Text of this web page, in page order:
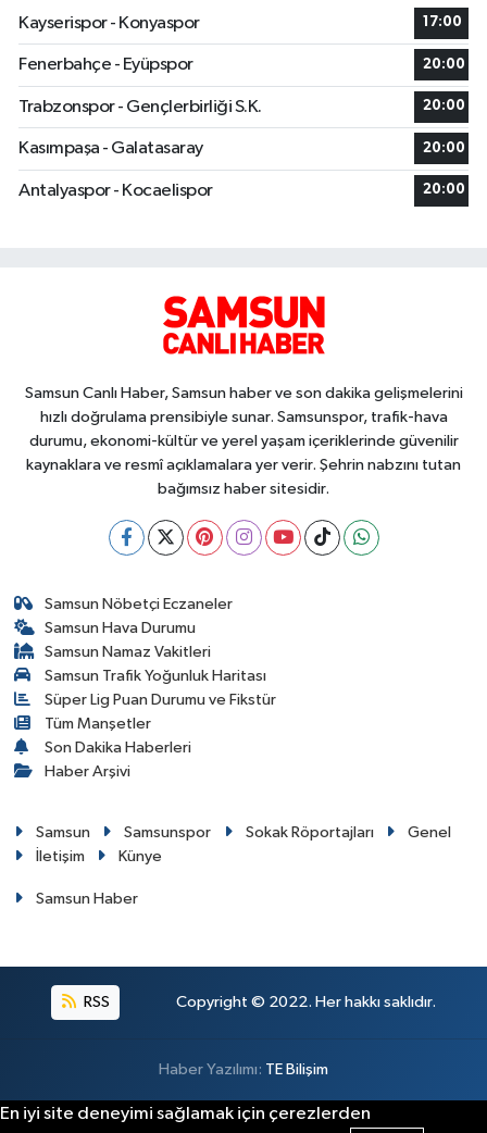
Kayserispor - Konyaspor
17:00
Fenerbahçe - Eyüpspor 20:00
Trabzonspor - Gençlerbirliği S.K. 20:00
Kasımpaşa - Galatasaray 20:00
Antalyaspor - Kocaelispor 20:00
Samsun Canlı Haber, Samsun haber ve son dakika gelişmelerini
hızlı doğrulama prensibiyle sunar. Samsunspor, trafik-hava
durumu, ekonomi-kültür ve yerel yaşam içeriklerinde güvenilir
kaynaklara ve resmî açıklamalara yer verir. Şehrin nabzını tutan
bağımsız haber sitesidir.
Samsun Nöbetçi Eczaneler
Samsun Hava Durumu
Samsun Namaz Vakitleri
Samsun Trafik Yoğunluk Haritası
Süper Lig Puan Durumu ve Fikstür
Tüm Manşetler
Son Dakika Haberleri
Haber Arşivi
Samsun Samsunspor Sokak Röportajları
Genel
İletişim
Künye
Samsun Haber
RSS Copyright © 2022. Her hakkı saklıdır.
Haber Yazılımı: TE Bilişim
En iyi site deneyimi sağlamak için çerezlerden